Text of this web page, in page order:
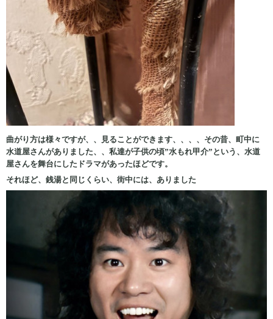
曲がり方は様々ですが、、見ることができます、、、、その昔、町中に
水道屋さんがありました、、私達が子供の頃”水もれ甲介”という、水道
屋さんを舞台にしたドラマがあったほどです。
それほど、銭湯と同じくらい、街中には、ありました